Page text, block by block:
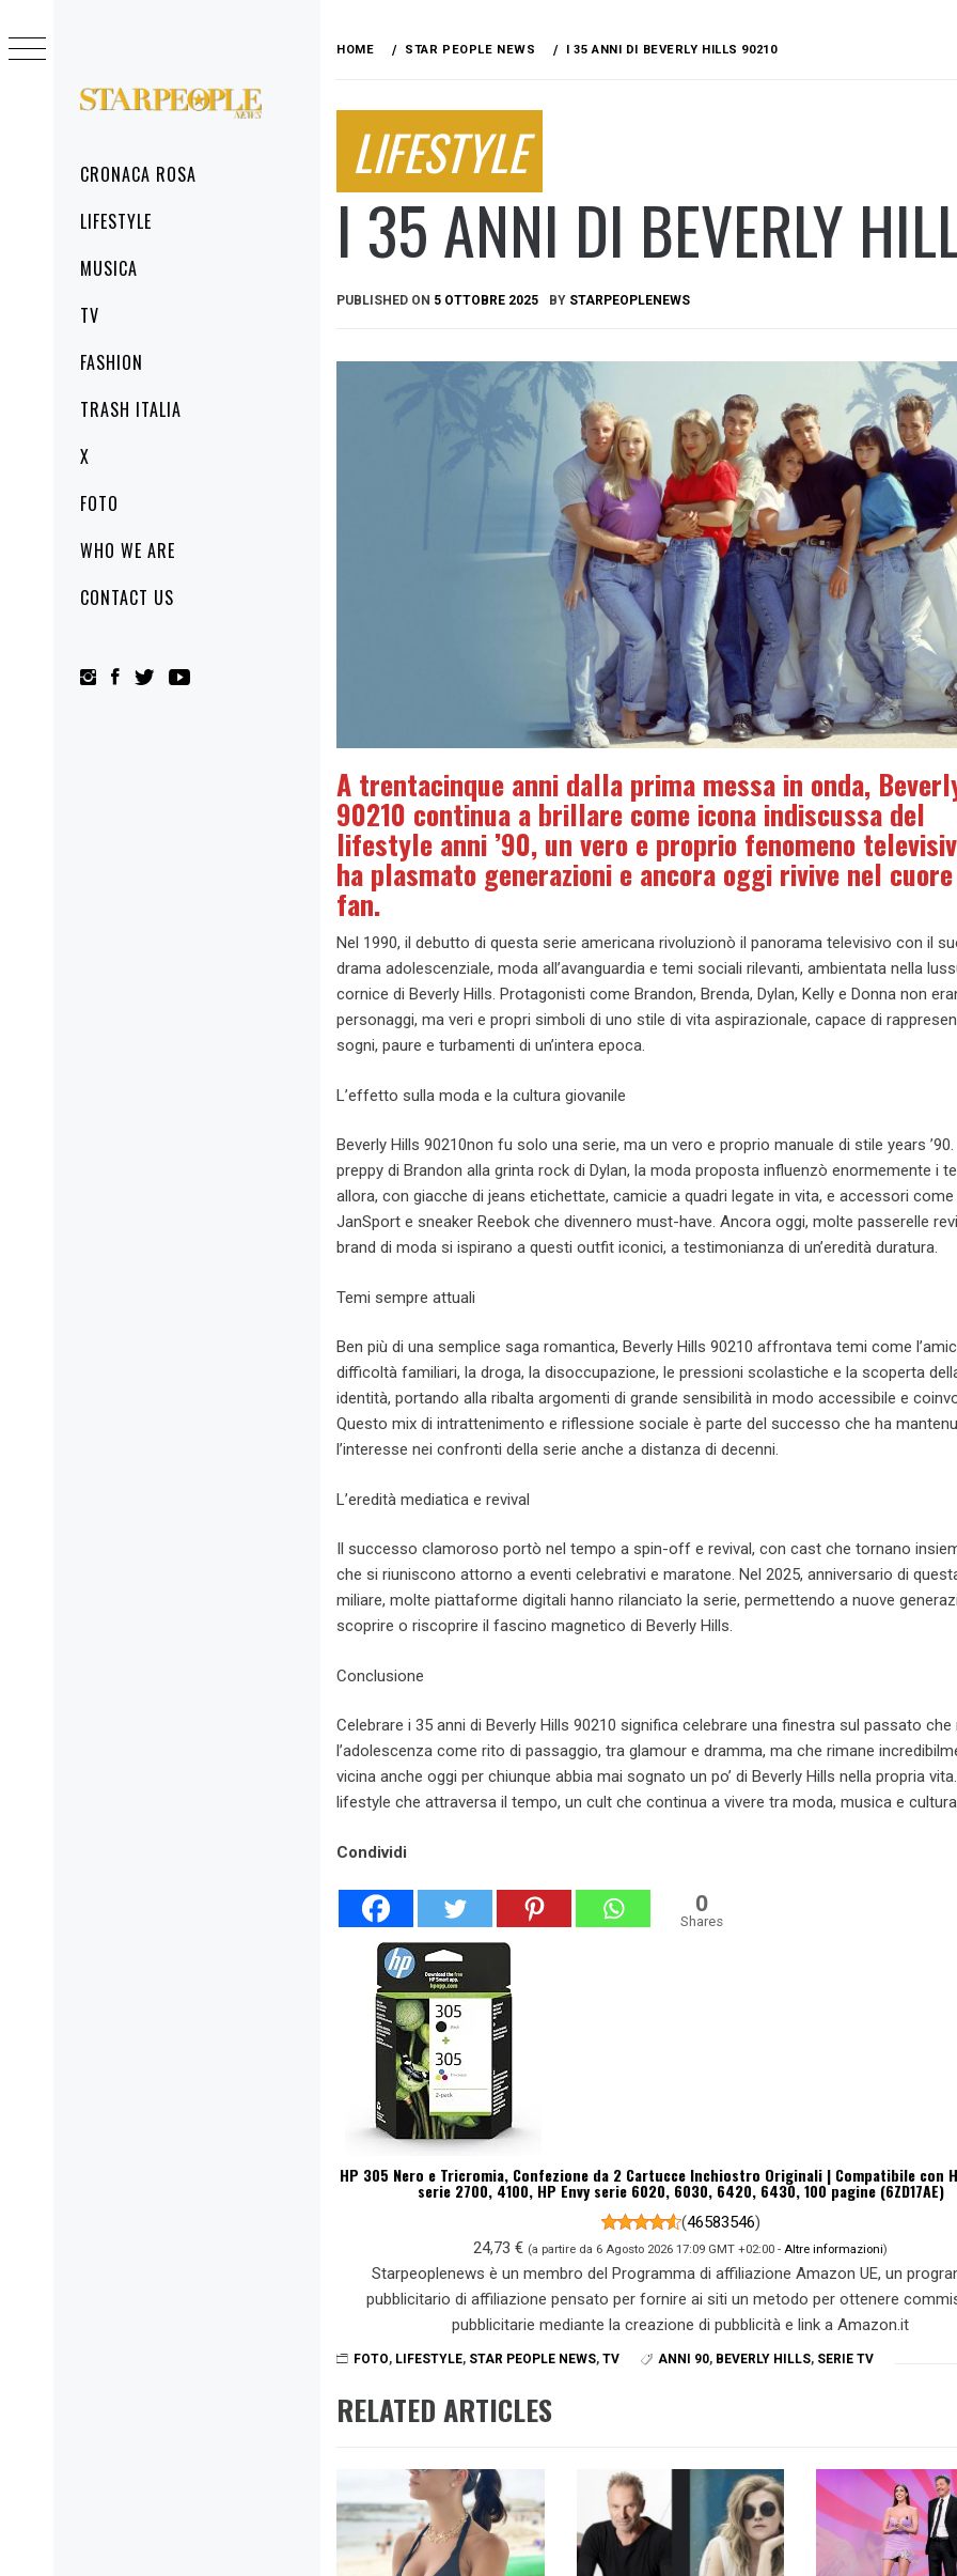
STARPEOPLENEWS
MenuCRONACA ROSA
LIFESTYLE
MUSICA
TV
FASHION
TRASH ITALIA
X
FOTO
WHO WE ARE
CONTACT US
to
content
HOME STAR PEOPLE NEWS I 35 ANNI DI BEVERLY HILLS 90210
LIFESTYLE
I 35 ANNI DI BEVERLY
PUBLISHED ON 5 OTTOBRE 2025 BY STARPEOPLENEWS
A trentacinque anni dalla prima messa in onda,
90210 continua a brillare come icona indiscussa del
lifestyle anni ’90, un vero e proprio fenomeno
ha plasmato generazioni e ancora oggi rivive nel
fan.
Nel 1990, il debutto di questa serie americana rivoluzionò il panorama televisivo con il
drama adolescenziale, moda all’avanguardia e temi sociali rilevanti, ambientata nella
cornice di Beverly Hills. Protagonisti come Brandon, Brenda, Dylan, Kelly e Donna non
personaggi, ma veri e propri simboli di uno stile di vita aspirazionale, capace di
sogni, paure e turbamenti di un’intera epoca.
L’effetto sulla moda e la cultura giovanile
Beverly Hills 90210non fu solo una serie, ma un vero e proprio manuale di stile years
preppy di Brandon alla grinta rock di Dylan, la moda proposta influenzò enormemente i
allora, con giacche di jeans etichettate, camicie a quadri legate in vita, e accessori come
JanSport e sneaker Reebok che divennero must-have. Ancora oggi, molte passerelle
brand di moda si ispirano a questi outfit iconici, a testimonianza di un’eredità duratura.
Temi sempre attuali
Ben più di una semplice saga romantica, Beverly Hills 90210 affrontava temi come
difficoltà familiari, la droga, la disoccupazione, le pressioni scolastiche e la scoperta
identità, portando alla ribalta argomenti di grande sensibilità in modo accessibile e
Questo mix di intrattenimento e riflessione sociale è parte del successo che ha
l’interesse nei confronti della serie anche a distanza di decenni.
L’eredità mediatica e revival
Il successo clamoroso portò nel tempo a spin-off e revival, con cast che tornano
che si riuniscono attorno a eventi celebrativi e maratone. Nel 2025, anniversario di
miliare, molte piattaforme digitali hanno rilanciato la serie, permettendo a nuove
scoprire o riscoprire il fascino magnetico di Beverly Hills.
Conclusione
Celebrare i 35 anni di Beverly Hills 90210 significa celebrare una finestra sul passato
l’adolescenza come rito di passaggio, tra glamour e dramma, ma che rimane
vicina anche oggi per chiunque abbia mai sognato un po’ di Beverly Hills nella propria
lifestyle che attraversa il tempo, un cult che continua a vivere tra moda, musica e
Condividi
0
Shares
HP 305 Nero e Tricromia, Confezione da 2 Cartucce Inchiostro Originali | Compatibile con
serie 2700, 4100, HP Envy serie 6020, 6030, 6420, 6430, 100 pagine (6ZD17AE)
(46583546)
24,73 € (a partire da 6 Agosto 2026 17:09 GMT +02:00 - Altre informazioni)
Starpeoplenews è un membro del Programma di affiliazione Amazon UE, un
pubblicitario di affiliazione pensato per fornire ai siti un metodo per ottenere
pubblicitarie mediante la creazione di pubblicità e link a Amazon.it
FOTO, LIFESTYLE, STAR PEOPLE NEWS, TV ANNI 90, BEVERLY HILLS, SERIE TV
RELATED ARTICLES